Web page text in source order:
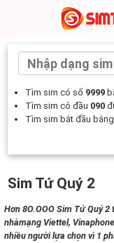
Tìm sim có số 9999
Tìm sim có đầu 090
Tìm sim bắt đầu bằng
Sim Tứ Quý 2
Hơn 8O.OOO Sim Tứ Quý
nhàmạng Viettel,
nhiều người lựa chọn vì 1